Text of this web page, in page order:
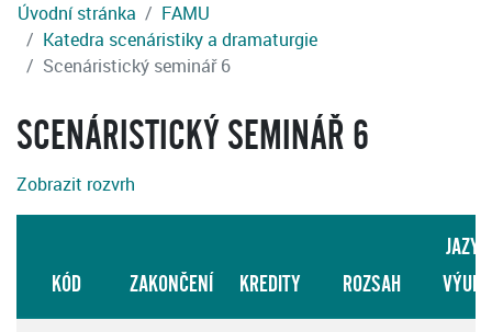
Úvodní stránka
FAMU
Katedra scenáristiky a dramaturgie
Scenáristický seminář 6
SCENÁRISTICKÝ SEMINÁŘ 6
Zobrazit rozvrh
KÓD ZAKONČENÍ KREDITY ROZSAH
JAZYK
VÝUKY